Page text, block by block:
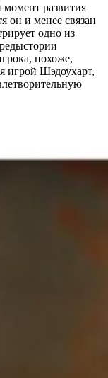
момент развития
он и менее связан
одно из
похоже,
игрой Шэдоухарт,